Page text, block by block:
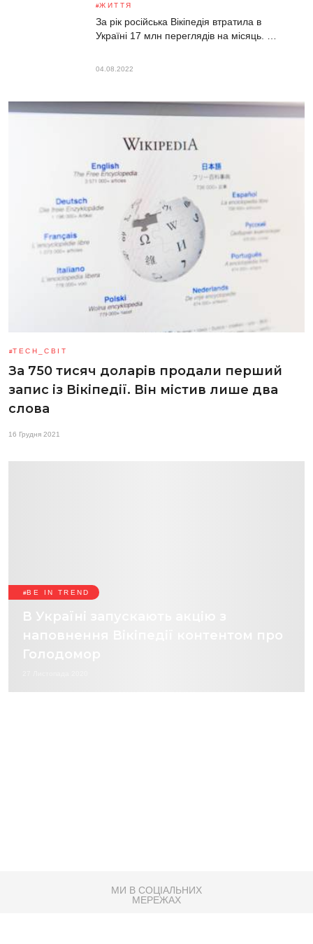
ЖИТТЯ
За рік російська Вікіпедія втратила в
Україні 17 млн переглядів на місяць. …
04.08.2022
TECH_СВІТ
За 750 тисяч доларів продали перший
запис із Вікіпедії. Він містив лише два
слова
16 Грудня 2021
BE IN TREND
В Україні запускають акцію з
наповнення Вікіпедії контентом про
Голодомор
МИ В СОЦІАЛЬНИХ
МЕРЕЖАХ